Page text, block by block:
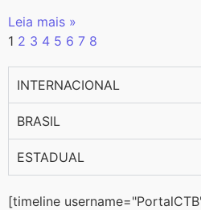
Leia mais »
1 2 3 4 5 6 7 8
INTERNACIONAL
BRASIL
ESTADUAL
[timeline